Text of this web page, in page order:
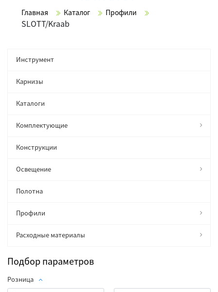
Главная Каталог Профили
SLOTT/Kraab
Инструмент
Карнизы
Каталоги
Комплектующие
Конструкции
Освещение
Полотна
Профили
Расходные материалы
Подбор параметров
Розница